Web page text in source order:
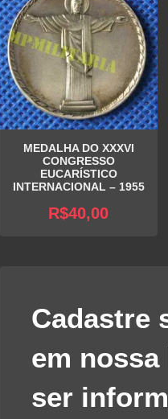
MEDALHA DO XXXVI
CONGRESSO
EUCARÍSTICO
INTERNACIONAL – 1955
R$40,00
Cadastre
em
ser